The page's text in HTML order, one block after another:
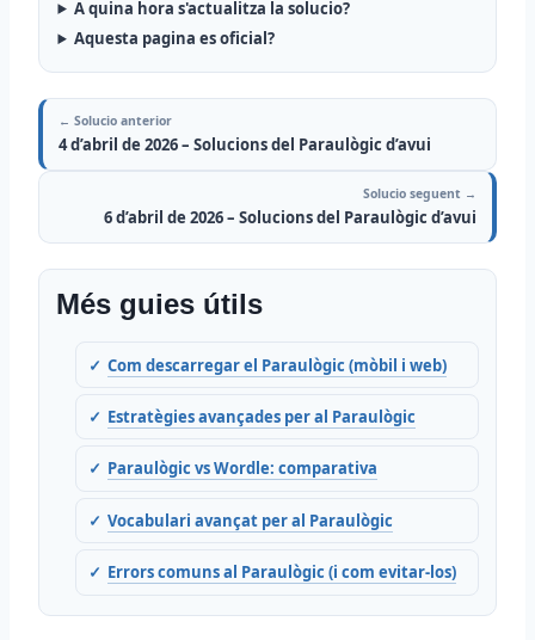
A quina hora s'actualitza la solucio?
Aquesta pagina es oficial?
← Solucio anterior
4 d’abril de 2026 – Solucions del Paraulògic d’avui
Solucio seguent →
6 d’abril de 2026 – Solucions del Paraulògic d’avui
Més guies útils
Com descarregar el Paraulògic (mòbil i web)
Estratègies avançades per al Paraulògic
Paraulògic vs Wordle: comparativa
Vocabulari avançat per al Paraulògic
Errors comuns al Paraulògic (i com evitar-los)